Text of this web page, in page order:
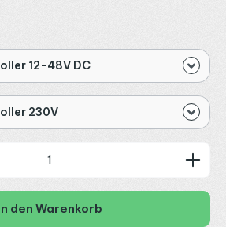
12-48V DC
230V
Gib den gewünschten Wert ein
den Warenkorb